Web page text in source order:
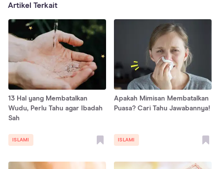
Artikel Terkait
13 Hal yang Membatalkan
Wudu, Perlu Tahu agar Ibadah
Sah
ISLAMI
Apakah Mimisan Membatalkan
Puasa? Cari Tahu Jawabannya!
ISLAMI